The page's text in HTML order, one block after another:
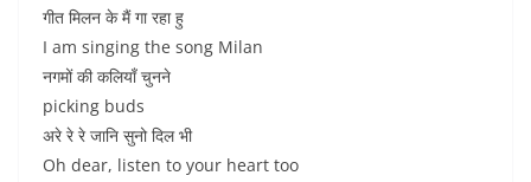
गीत मिलन के मैं गा रहा हु
I am singing the song Milan
नगमों की कलियाँ चुनने
picking buds
अरे रे रे जानि सुनो दिल भी
Oh dear, listen to your heart too